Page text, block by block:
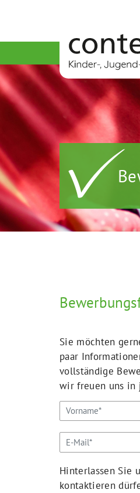
Sie möchten
paar
vollständige
wir freuen uns in
Hinterlassen Sie
kontaktieren